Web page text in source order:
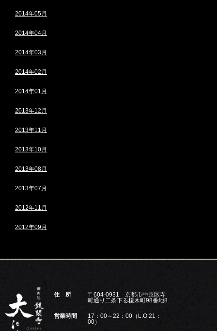
2014年05月
2014年04月
2014年03月
2014年02月
2014年01月
2013年12月
2013年11月
2013年10月
2013年08月
2013年07月
2012年11月
2012年09月
住 所
〒604-0931 京都市中京区寺
町通り二条下る榎木町98番地8
営業時間
17：00～22：00（L.O 21：
00）